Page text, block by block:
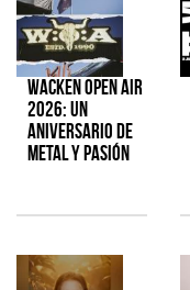
Wacken Open Air
2026: Un
aniversario de
metal y pasión